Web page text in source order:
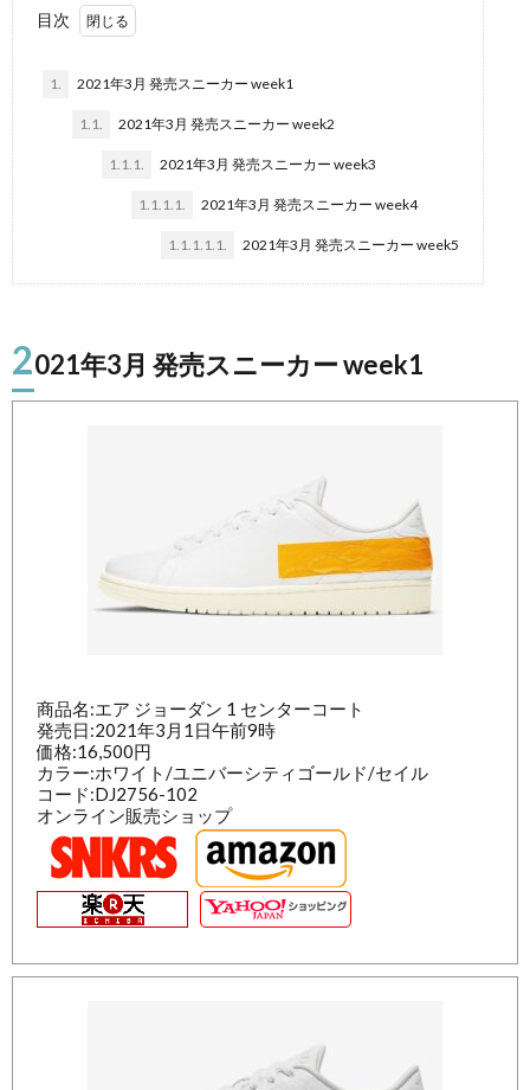
目次
1. 2021年3月 発売スニーカー week1
1.1. 2021年3月 発売スニーカー week2
1.1.1. 2021年3月 発売スニーカー week3
1.1.1.1. 2021年3月 発売スニーカー week4
1.1.1.1.1. 2021年3月 発売スニーカー week5
2021年3月 発売スニーカー week1
商品名:エア ジョーダン 1 センターコート
発売日:2021年3月1日午前9時
価格:16,500円
カラー:ホワイト/ユニバーシティゴールド/セイル
コード:DJ2756-102
オンライン販売ショップ